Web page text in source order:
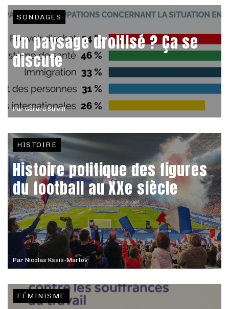
ParGérard Streiff
SONDAGES
Un paysage droitisé ? Ça se
discute
Par Nicolas Kssis-Martov
HISTOIRE
Histoire politique des figures
du football au XXe siècle
FÉMINISME